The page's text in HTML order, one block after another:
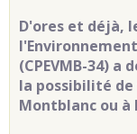
D'ores et déjà,
(CPEVMB-34)
la possibilité
Montblanc ou à